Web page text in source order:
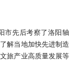
市先后考察了洛阳轴
解当地加快先进制造
旅产业高质量发展等